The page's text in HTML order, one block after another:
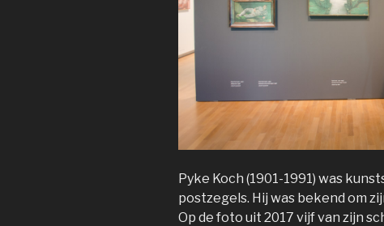
Pyke Koch (1901-1991) was
postzegels. Hij was bekend om
Op de foto uit 2017 vijf van zijn